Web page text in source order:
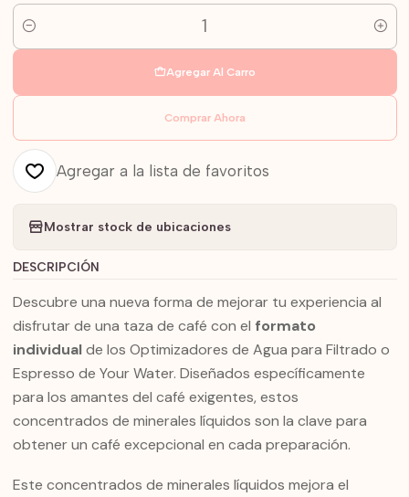
Cantidad
Agregar Al Carro
Comprar Ahora
Agregar a la lista de favoritos
Mostrar stock de ubicaciones
DESCRIPCIÓN
Descubre una nueva forma de mejorar tu experiencia al
disfrutar de una taza de café con el formato
individual de los Optimizadores de Agua para Filtrado o
Espresso de Your Water. Diseñados específicamente
para los amantes del café exigentes, estos
concentrados de minerales líquidos son la clave para
obtener un café excepcional en cada preparación.
Este concentrados de minerales líquidos mejora el